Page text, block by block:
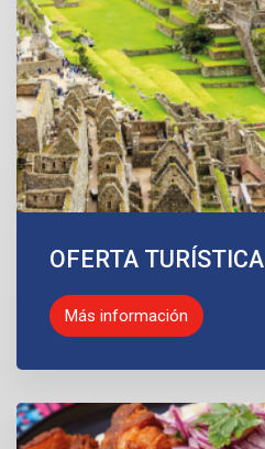
OFERTA TURÍSTICA
Más información